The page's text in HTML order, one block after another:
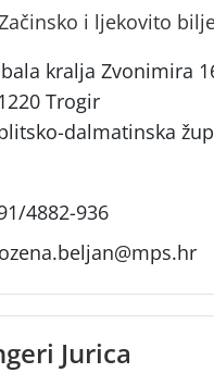
Začinsko i ljekovito
kralja Zvonimira
Trogir
dalmatinska
4882-936
Jurica